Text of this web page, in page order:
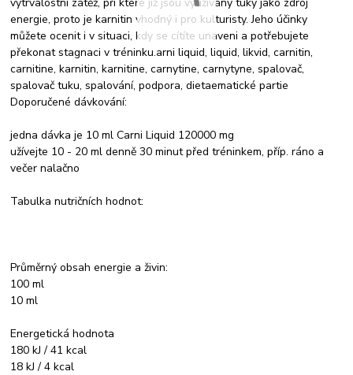
energie, proto je karnitin vhodný i pro kulturisty. Jeho účinky
můžete ocenit i v situaci, kdy se cítíte unaveni a potřebujete
překonat stagnaci v tréninku.arni liquid, liquid, likvid, carnitin,
carnitine, karnitin, karnitine, carnytine, carnytyne, spalovač,
spalovač tuku, spalování, podpora, dietaematické partie
Doporučené dávkování:
jedna dávka je 10 ml Carni Liquid 120000 mg
užívejte 10 - 20 ml denně 30 minut před tréninkem, příp. ráno a
večer nalačno
Tabulka nutričních hodnot:
Průměrný obsah energie a živin:
100 ml
10 ml
Energetická hodnota
180 kJ / 41 kcal
18 kJ / 4 kcal